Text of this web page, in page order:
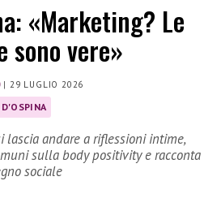
«Marketing? Le
sono vere»
| 29 LUGLIO 2026
D'OSPINA
lascia andare a riflessioni intime,
sulla body positivity e racconta
sociale